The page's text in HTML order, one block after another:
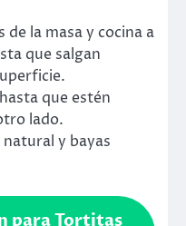
la masa y cocina a
que salgan
que estén
lado.
y bayas
para Tortitas